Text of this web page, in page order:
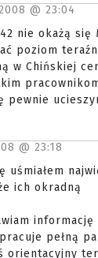
@ 23:04
nie okażą się
poziom
w Chińskiej
pewnie
@ 23:18
uśmiałem
ich okradną
pracuje pełną
orientacyjny